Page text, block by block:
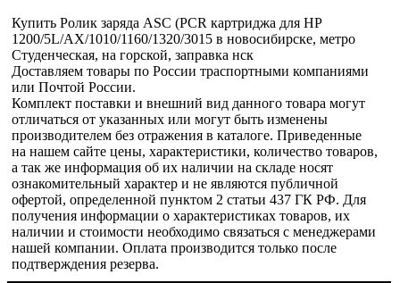
Купить Ролик заряда ASC (PCR картриджа для HP
1200/5L/AX/1010/1160/1320/3015 в новосибирске, метро
Студенческая, на горской, заправка нск
Доставляем товары по России траспортными компаниями
или Почтой России.
Комплект поставки и внешний вид данного товара могут
отличаться от указанных или могут быть изменены
производителем без отражения в каталоге. Приведенные
на нашем сайте цены, характеристики, количество товаров,
а так же информация об их наличии на складе носят
ознакомительный характер и не являются публичной
офертой, определенной пунктом 2 статьи 437 ГК РФ. Для
получения информации о характеристиках товаров, их
наличии и стоимости необходимо связаться с менеджерами
нашей компании. Оплата производится только после
подтверждения резерва.